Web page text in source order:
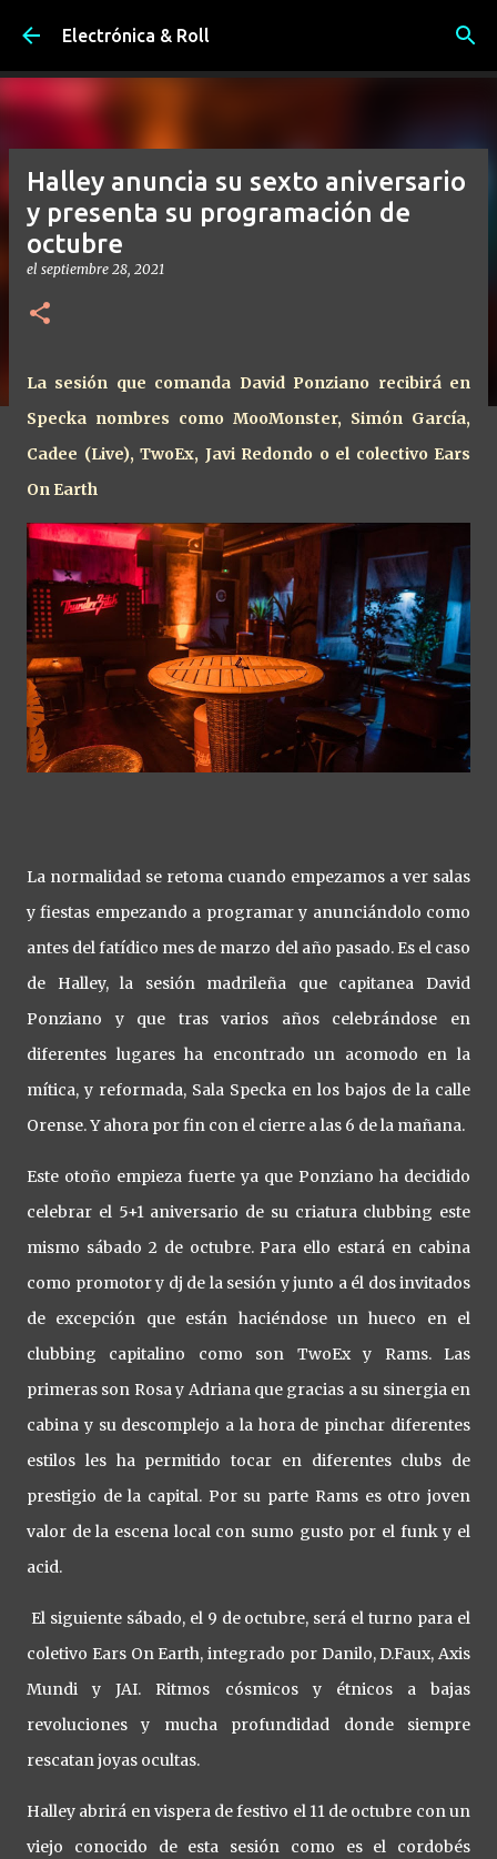
Ir al contenido principal
Electrónica & Roll
Halley anuncia su sexto aniversario
y presenta su programación de
octubre
el septiembre 28, 2021
La sesión que comanda David Ponziano recibirá en
Specka nombres como MooMonster, Simón García,
Cadee (Live), TwoEx, Javi Redondo o el colectivo Ears
On Earth
La normalidad se retoma cuando empezamos a ver salas
y fiestas empezando a programar y anunciándolo como
antes del fatídico mes de marzo del año pasado. Es el caso
de Halley, la sesión madrileña que capitanea David
Ponziano y que tras varios años celebrándose en
diferentes lugares ha encontrado un acomodo en la
mítica, y reformada, Sala Specka en los bajos de la calle
Orense. Y ahora por fin con el cierre a las 6 de la mañana.
Este otoño empieza fuerte ya que Ponziano ha decidido
celebrar el 5+1 aniversario de su criatura clubbing este
mismo sábado 2 de octubre. Para ello estará en cabina
como promotor y dj de la sesión y junto a él dos invitados
de excepción que están haciéndose un hueco en el
clubbing capitalino como son TwoEx y Rams. Las
primeras son Rosa y Adriana que gracias a su sinergia en
cabina y su descomplejo a la hora de pinchar diferentes
estilos les ha permitido tocar en diferentes clubs de
prestigio de la capital. Por su parte Rams es otro joven
valor de la escena local con sumo gusto por el funk y el
acid.
El siguiente sábado, el 9 de octubre, será el turno para el
coletivo Ears On Earth, integrado por Danilo, D.Faux, Axis
Mundi y JAI. Ritmos cósmicos y étnicos a bajas
revoluciones y mucha profundidad donde siempre
rescatan joyas ocultas.
Halley abrirá en vispera de festivo el 11 de octubre con un
viejo conocido de esta sesión como es el cordobés